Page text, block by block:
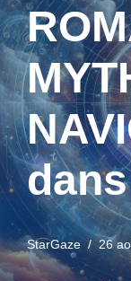
StarGaze 26